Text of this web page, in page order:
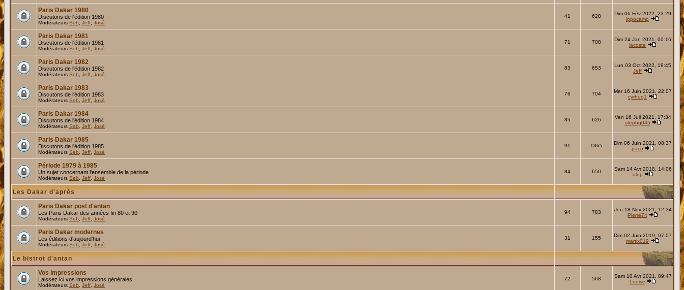
Paris Dakar 1980
Discutons de l'édition 1980
Modérateurs Seb Jeff José
41 628
Dim 06 Fév 2022, 23:29
ippocamp
Paris Dakar 1981
Discutons de l'édition 1981
Modérateurs Seb Jeff José
71 708
Dim 24 Jan 2021, 00:16
lacoste
Paris Dakar 1982
Discutons de l'édition 1982
Modérateurs Seb Jeff José
83 653
Lun 03 Oct 2022, 19:45
Jeff
Paris Dakar 1983
Discutons de l'édition 1983
Modérateurs Seb Jeff José
76 704
Mer 16 Juin 2021, 22:07
cyrhug1
Paris Dakar 1984
Discutons de l'édition 1984
Modérateurs Seb Jeff José
85 626
Ven 16 Juil 2021, 17:34
stephg045
Paris Dakar 1985
Discutons de l'édition 1985
Modérateurs Seb Jeff José
91 1365
Dim 06 Juin 2021, 08:37
paco
Période 1979 à 1985
Un sujet concernant l'ensemble de la période
Modérateurs Seb Jeff José
84 650
Sam 14 Avr 2018, 14:06
olep
Les Dakar d'après
Paris Dakar post d'antan
Les Paris Dakar des années fin 80 et 90
Modérateurs Seb Jeff José
94 783
Jeu 18 Nov 2021, 12:34
Pierre74
Paris Dakar modernes
Les éditions d'aujourd'hui
Modérateurs Seb Jeff José
31 155
Dim 02 Juin 2019, 07:07
martix019
Le bistrot d'antan
Vos impressions
Laissez ici vos impressions générales
Modérateurs Seb Jeff José
72 568
Sam 10 Avr 2021, 09:47
Louise